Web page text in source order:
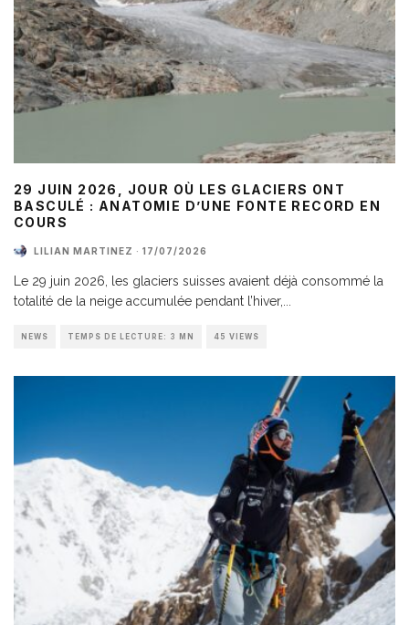
29 JUIN 2026, JOUR OÙ LES GLACIERS ONT
BASCULÉ : ANATOMIE D’UNE FONTE RECORD EN
COURS
LILIAN MARTINEZ · 17/07/2026
Le 29 juin 2026, les glaciers suisses avaient déjà consommé la
totalité de la neige accumulée pendant l’hiver,
NEWS TEMPS DE LECTURE: 3 MN 45 VIEWS